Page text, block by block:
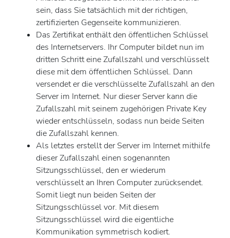
sein, dass Sie tatsächlich mit der richtigen,
zertifizierten Gegenseite kommunizieren.
Das Zertifikat enthält den öffentlichen Schlüssel
des Internetservers. Ihr Computer bildet nun im
dritten Schritt eine Zufallszahl und verschlüsselt
diese mit dem öffentlichen Schlüssel. Dann
versendet er die verschlüsselte Zufallszahl an den
Server im Internet. Nur dieser Server kann die
Zufallszahl mit seinem zugehörigen Private Key
wieder entschlüsseln, sodass nun beide Seiten
die Zufallszahl kennen.
Als letztes erstellt der Server im Internet mithilfe
dieser Zufallszahl einen sogenannten
Sitzungsschlüssel, den er wiederum
verschlüsselt an Ihren Computer zurücksendet.
Somit liegt nun beiden Seiten der
Sitzungsschlüssel vor. Mit diesem
Sitzungsschlüssel wird die eigentliche
Kommunikation symmetrisch kodiert.